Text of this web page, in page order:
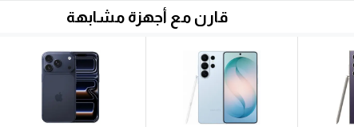
قارن مع أجهزة مشابهة